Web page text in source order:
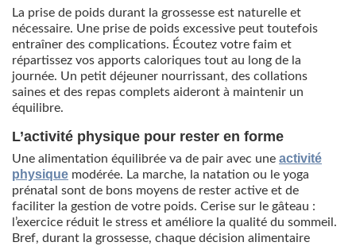
La prise de poids durant la grossesse est naturelle et
nécessaire. Une prise de poids excessive peut toutefois
entraîner des complications. Écoutez votre faim et
répartissez vos apports caloriques tout au long de la
journée. Un petit déjeuner nourrissant, des collations
saines et des repas complets aideront à maintenir un
équilibre.
L’activité physique pour rester en forme
Une alimentation équilibrée va de pair avec une activité
physique modérée. La marche, la natation ou le yoga
prénatal sont de bons moyens de rester active et de
faciliter la gestion de votre poids. Cerise sur le gâteau :
l’exercice réduit le stress et améliore la qualité du sommeil.
Bref, durant la grossesse, chaque décision alimentaire